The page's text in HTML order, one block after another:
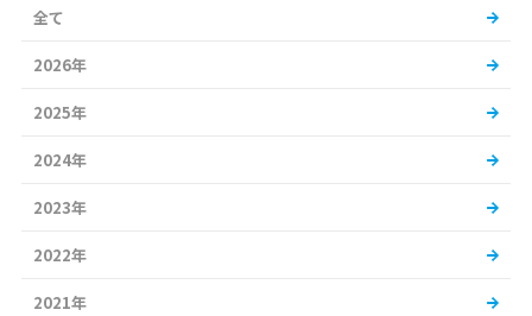
全て
2026年
2025年
2024年
2023年
2022年
2021年